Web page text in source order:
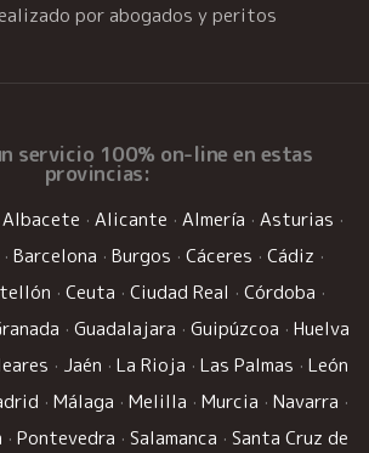
por abogados y peritos
servicio 100% on-line en estas
provincias:
Albacete · Alicante · Almería · Asturias ·
· Barcelona · Burgos · Cáceres · Cádiz ·
· Ceuta · Ciudad Real · Córdoba ·
· Guadalajara · Guipúzcoa · Huelva
· Jaén · La Rioja · Las Palmas · León
· Málaga · Melilla · Murcia · Navarra ·
· Pontevedra · Salamanca · Santa Cruz de